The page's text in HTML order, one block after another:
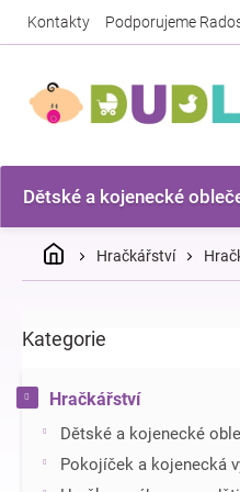
Kontakty Podporujeme
Dětské a kojenecké
DomůHračkářství
o
t
r
Přeskočit
Kategorie
Hračkářství
Dětské a kojenecké
Pokojíček a kojenecká